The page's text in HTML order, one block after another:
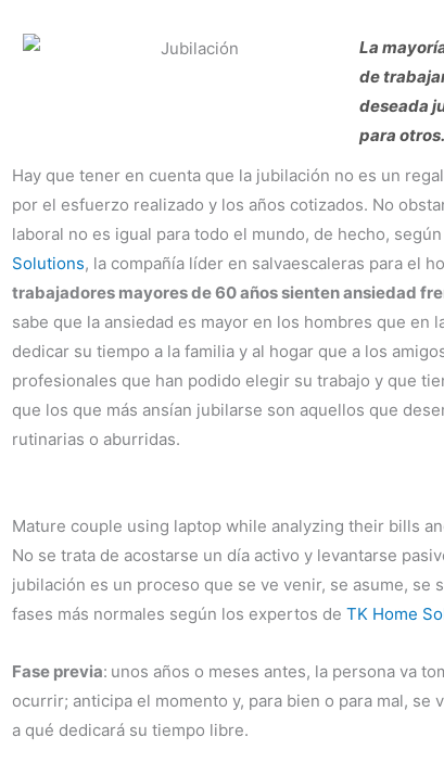
La
de
deseada
para otros.
Hay que tener en cuenta que la jubilación no es un
por el esfuerzo realizado y los años cotizados. No
laboral no es igual para todo el mundo, de hecho,
Solutions, la compañía líder en salvaescaleras para el
trabajadores mayores de 60 años sienten ansiedad
sabe que la ansiedad es mayor en los hombres que en
dedicar su tiempo a la familia y al hogar que a los
profesionales que han podido elegir su trabajo y que
que los que más ansían jubilarse son aquellos que
rutinarias o aburridas.
Mature couple using laptop while analyzing their bills
No se trata de acostarse un día activo y levantarse
jubilación es un proceso que se ve venir, se asume, se
fases más normales según los expertos de TK Home
Fase previa: unos años o meses antes, la persona va
ocurrir; anticipa el momento y, para bien o para mal, se
a qué dedicará su tiempo libre.